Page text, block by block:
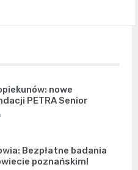
nowe
PETRA Senior
Bezpłatne badania
poznańskim!